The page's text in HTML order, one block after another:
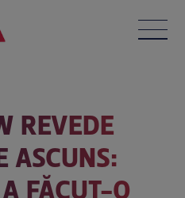
REVEDE
ASCUNS:
FĂCUT-O